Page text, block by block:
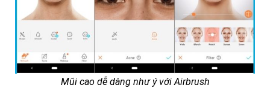
Mũi cao dễ dàng như ý với Airbrush